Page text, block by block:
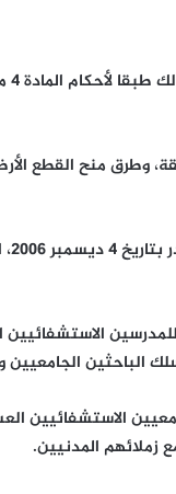
وطرق منح القطع
–
الاستشفائيين
الجامعيين
الاستشفائيين
زملائهم المدنيين.